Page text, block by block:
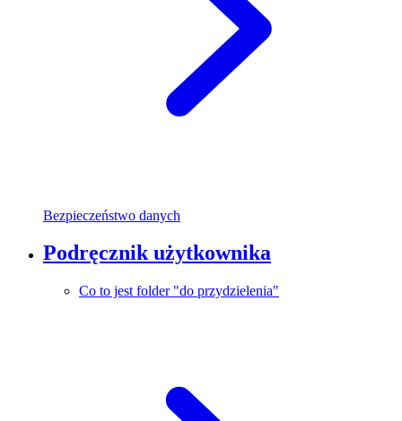
Bezpieczeństwo danych
Podręcznik użytkownika
Co to jest folder "do przydzielenia"